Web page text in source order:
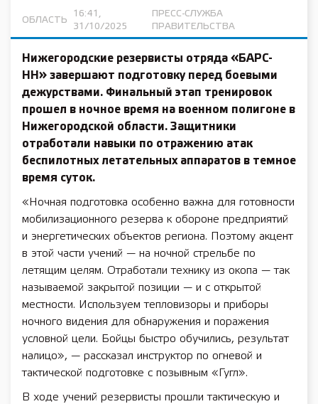
ОБЛАСТЬ
16:41,
31/10/2025
ПРЕСС-СЛУЖБА
ПРАВИТЕЛЬСТВА
Нижегородские резервисты отряда «БАРС-
НН» завершают подготовку перед боевыми
дежурствами. Финальный этап тренировок
прошел в ночное время на военном полигоне в
Нижегородской области. Защитники
отработали навыки по отражению атак
беспилотных летательных аппаратов в темное
время суток.
«Ночная подготовка особенно важна для готовности
мобилизационного резерва к обороне предприятий
и энергетических объектов региона. Поэтому акцент
в этой части учений — на ночной стрельбе по
летящим целям. Отработали технику из окопа — так
называемой закрытой позиции — и с открытой
местности. Используем тепловизоры и приборы
ночного видения для обнаружения и поражения
условной цели. Бойцы быстро обучились, результат
налицо», — рассказал инструктор по огневой и
тактической подготовке с позывным «Гугл».
В ходе учений резервисты прошли тактическую и